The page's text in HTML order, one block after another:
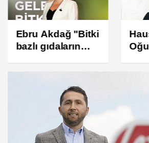
Ebru Akdağ "Bitki
bazlı gıdaların
parlak